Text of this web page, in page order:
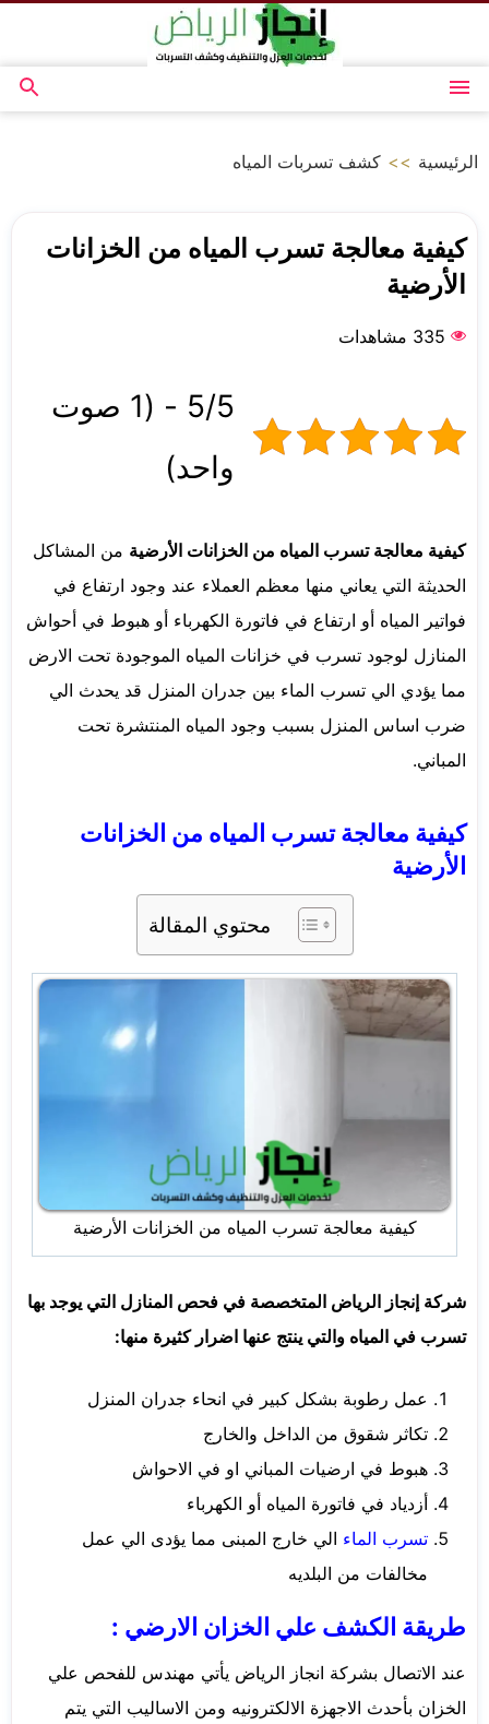
المحتوى
القائمة
بحث
الرئيسية >> كشف تسربات المياه
كيفية معالجة تسرب المياه من الخزانات
الأرضية
335 مشاهدات
5/5 - (1 صوت
واحد)
كيفية معالجة تسرب المياه من الخزانات الأرضية من المشاكل
الحديثة التي يعاني منها معظم العملاء عند وجود ارتفاع في
فواتير المياه أو ارتفاع في فاتورة الكهرباء أو هبوط في أحواش
المنازل لوجود تسرب في خزانات المياه الموجودة تحت الارض
مما يؤدي الي تسرب الماء بين جدران المنزل قد يحدث الي
ضرب اساس المنزل بسبب وجود المياه المنتشرة تحت
المباني.
كيفية معالجة تسرب المياه من الخزانات
الأرضية
محتوي المقالة
كيفية معالجة تسرب المياه من الخزانات الأرضية
شركة إنجاز الرياض المتخصصة في فحص المنازل التي يوجد بها
تسرب في المياه والتي ينتج عنها اضرار كثيرة منها:
عمل رطوبة بشكل كبير في انحاء جدران المنزل
تكاثر شقوق من الداخل والخارج
هبوط في ارضيات المباني او في الاحواش
أزدياد في فاتورة المياه أو الكهرباء
تسرب الماء الي خارج المبنى مما يؤدى الي عمل
مخالفات من البلديه
طريقة الكشف علي الخزان الارضي :
عند الاتصال بشركة انجاز الرياض يأتي مهندس للفحص علي
الخزان بأحدث الاجهزة الالكترونيه ومن الاساليب التي يتم